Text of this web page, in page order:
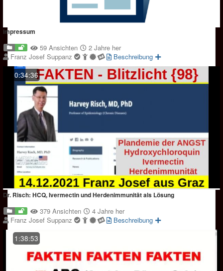
impressum
59 Ansichten
2 Jahre her
Franz Josef Suppanz
Beschreibung
0:34:36
Dr. Risch: HCQ, Ivermectin und Herdenimmunität als Lösung
379 Ansichten
4 Jahre her
Franz Josef Suppanz
Beschreibung
1:38:53